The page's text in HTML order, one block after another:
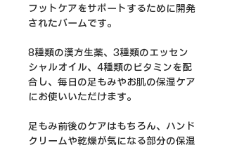
フットケアをサポートするために開発
されたバームです。
8種類の漢方生薬、3種類のエッセン
シャルオイル、4種類のビタミンを配
合し、毎日の足もみやお肌の保湿ケア
にお使いいただけます。
足もみ前後のケアはもちろん、ハンド
クリームや乾燥が気になる部分の保湿